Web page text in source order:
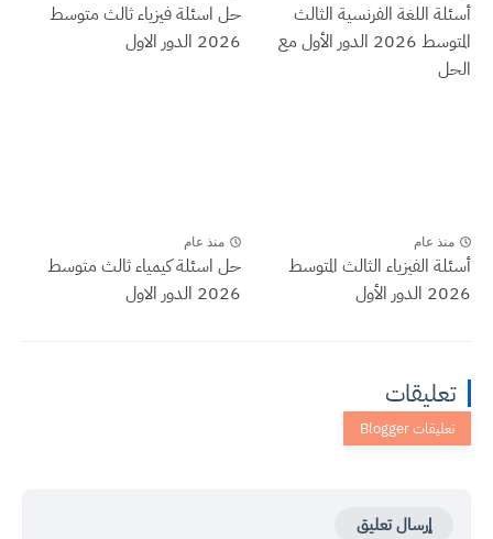
أسئلة اللغة الفرنسية الثالث
المتوسط 2026 الدور الأول مع
الحل
حل اسئلة فيزياء ثالث متوسط
2026 الدور الاول
منذ عام
أسئلة الفيزياء الثالث المتوسط
2026 الدور الأول
منذ عام
حل اسئلة كيمياء ثالث متوسط
2026 الدور الاول
تعليقات
إرسال تعليق